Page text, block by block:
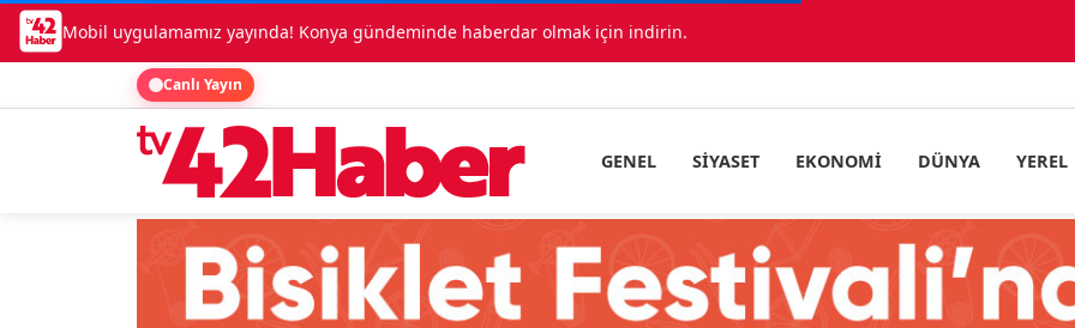
Mobil uygulamamız yayında! Konya gündeminde haberdar olmak için indirin.
Canlı Yayın
GENEL SIYASET EKONOMI DÜNYA YEREL